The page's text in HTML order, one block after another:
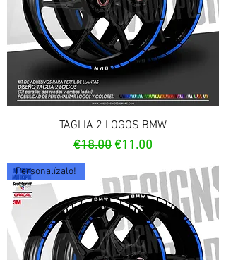
TAGLIA 2 LOGOS BMW
Regular Price
€18.00Sale Price
€11.00
Personalízalo!